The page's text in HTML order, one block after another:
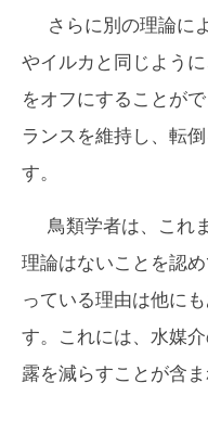
さらに別の理論に
やイルカと同じよう
をオフにすることが
ランスを維持し、転
す。
鳥類学者は、これ
理論はないことを認
っている理由は他に
す。これには、水媒
露を減らすことが含